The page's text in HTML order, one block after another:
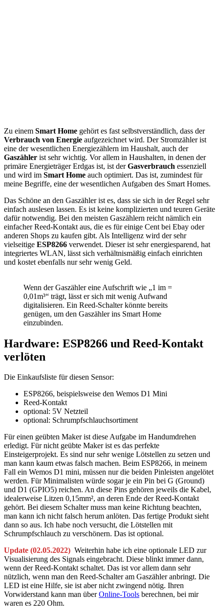
Zu einem Smart Home gehört es fast selbstverständlich, dass der
Verbrauch von Energie aufgezeichnet wird. Der Stromzähler ist
eine der wesentlichen Energiezählern im Haushalt, auch der
Gaszähler ist sehr wichtig. Vor allem in Haushalten, in denen der
primäre Energieträger Erdgas ist, ist derGasverbrauch essenziell
und wird im Smart Home auch optimiert. Das ist, zumindest für
meine Begriffe, eine der wesentlichen Aufgaben des Smart Homes.
Das Schöne an den Gaszähler ist es, dass sie sich in der Regel sehr
einfach auslesen lassen. Es ist keine komplizierten und teuren Geräte
dafür notwendig. Bei den meisten Gaszählern reicht nämlich ein
einfacher Reed-Kontakt aus, die es für einige Cent bei Ebay oder
anderen Shops zu kaufen gibt. Als Intelligenz wird der sehr
vielseitige ESP8266 verwendet. Dieser ist sehr energiesparend, hat
integriertes WLAN, lässt sich verhältnismäßig einfach einrichten
und kostet ebenfalls nur sehr wenig Geld.
Wenn der Gaszähler eine Aufschrift wie „1 im =
0,01m³“ trägt, lässt er sich mit wenig Aufwand
digitalisieren. Ein Reed-Schalter könnte bereits
genügen, um den Gaszähler ins Smart Home
einzubinden.
Hardware: ESP8266 und Reed-Kontakt
verlöten
Die Einkaufsliste für diesen Sensor:
ESP8266, beispielsweise den Wemos D1 Mini
Reed-Kontakt
optional: 5V Netzteil
optional: Schrumpfschlauchsortiment
Für einen geübten Maker ist diese Aufgabe im Handumdrehen
erledigt. Für nicht geübte Maker ist es das perfekte
Einsteigerprojekt. Es sind nur sehr wenige Lötstellen zu setzen und
man kann kaum etwas falsch machen. Beim ESP8266, in meinem
Fall ein Wemos D1 mini, müssen nur die beiden Pinleisten angelötet
werden. Für Minimalisten würde sogar je ein Pin bei G (Ground)
und D1 (GPIO5) reichen. An diese Pins gehören jeweils die Kabel,
idealerweise Litzen 0,15mm², an deren Ende der Reed-Kontakt
gehört. Bei diesem Schalter muss man keine Richtung beachten,
man kann ich nicht falsch herum anlöten. Das fertige Produkt sieht
dann so aus. Ich habe noch versucht, die Lötstellen mit
Schrumpfschlauch zu verschönern. Das ist optional.
Update (02.05.2022) Weiterhin habe ich eine optionale LED zur
Visualisierung des Signals eingebracht. Diese blinkt immer dann,
wenn der Reed-Kontakt schaltet. Das ist vor allem dann sehr
nützlich, wenn man den Reed-Schalter am Gaszähler anbringt. Die
LED ist eine Hilfe, sie ist aber nicht zwingend nötig. Ihren
Vorwiderstand kann man überOnline-Tools berechnen, bei mir
waren es 220 Ohm.